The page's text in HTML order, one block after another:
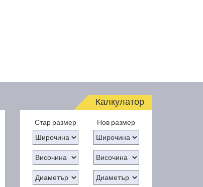
Калкулатор
Стар размер Нов размер